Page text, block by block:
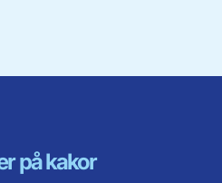
på kakor
Värmlands län
Västerbotten